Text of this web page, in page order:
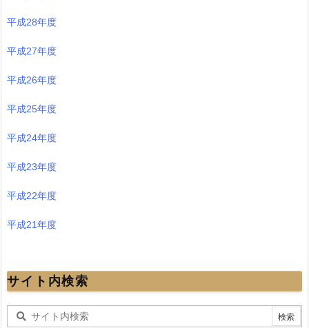
平成28年度
平成27年度
平成26年度
平成25年度
平成24年度
平成23年度
平成22年度
平成21年度
サイト内検索